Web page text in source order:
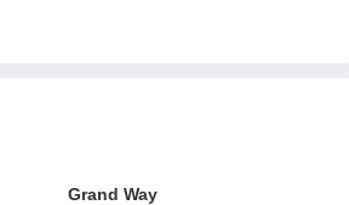
Grand Way